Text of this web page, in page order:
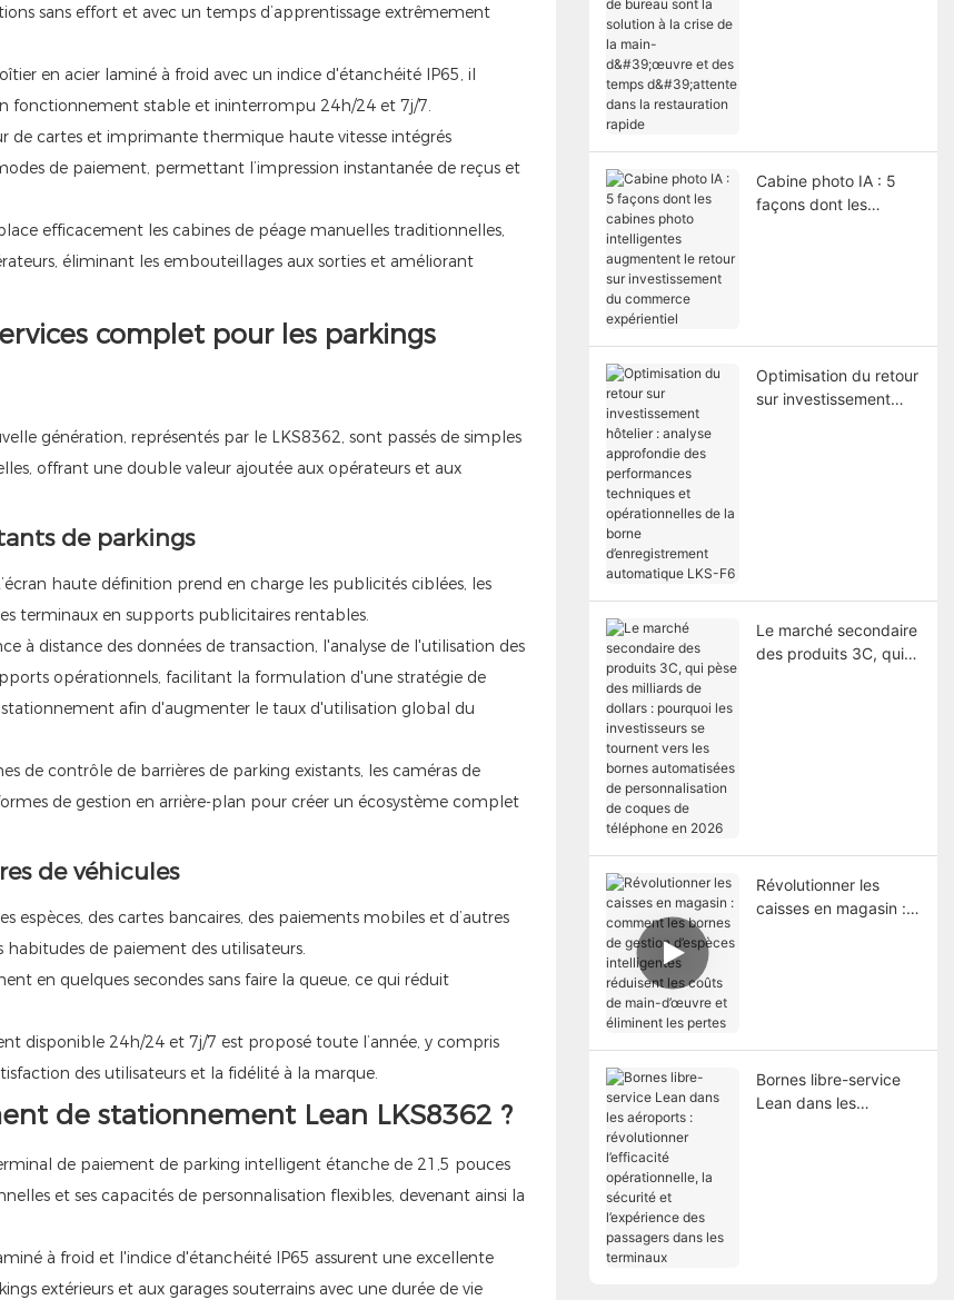
sans effort et avec un temps d’apprentissage extrêmement
en acier laminé à froid avec un indice d'étanchéité IP65, il
fonctionnement stable et ininterrompu 24h/24 et 7j/7.
de cartes et imprimante thermique haute vitesse intégrés
de paiement, permettant l’impression instantanée de reçus et
efficacement les cabines de péage manuelles traditionnelles,
éliminant les embouteillages aux sorties et améliorant
complet pour les parkings
génération, représentés par le LKS8362, sont passés de simples
offrant une double valeur ajoutée aux opérateurs et aux
de parkings
haute définition prend en charge les publicités ciblées, les
terminaux en supports publicitaires rentables.
à distance des données de transaction, l'analyse de l'utilisation des
opérationnels, facilitant la formulation d'une stratégie de
afin d'augmenter le taux d'utilisation global du
de contrôle de barrières de parking existants, les caméras de
de gestion en arrière-plan pour créer un écosystème complet
de véhicules
espèces, des cartes bancaires, des paiements mobiles et d’autres
de paiement des utilisateurs.
en quelques secondes sans faire la queue, ce qui réduit
disponible 24h/24 et 7j/7 est proposé toute l’année, y compris
des utilisateurs et la fidélité à la marque.
de stationnement Lean LKS8362 ?
de paiement de parking intelligent étanche de 21,5 pouces
et ses capacités de personnalisation flexibles, devenant ainsi la
à froid et l'indice d'étanchéité IP65 assurent une excellente
extérieurs et aux garages souterrains avec une durée de vie
Cabine photo IA : 5
façons dont les
expérientiel
Optimisation du retour
sur investissement
Le marché secondaire
des produits 3C, qui
Révolutionner les
caisses en magasin :
les pertes
Bornes libre-service
Lean dans les